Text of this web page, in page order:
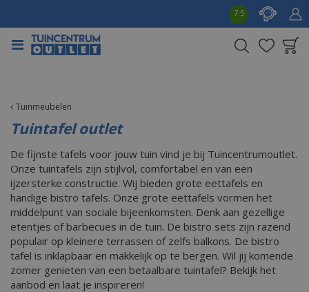
Tuinmeubelen
7.5
Tuintafel outlet
De fijnste tafels voor jouw tuin vind je bij Tuincentrumoutlet.
Onze tuintafels zijn stijlvol, comfortabel en van een
ijzersterke constructie. Wij bieden grote eettafels en
handige bistro tafels. Onze grote eettafels vormen het
middelpunt van sociale bijeenkomsten. Denk aan gezellige
etentjes of barbecues in de tuin. De bistro sets zijn razend
populair op kleinere terrassen of zelfs balkons. De bistro
tafel is inklapbaar en makkelijk op te bergen. Wil jij komende
zomer genieten van een betaalbare tuintafel? Bekijk het
aanbod en laat je inspireren!